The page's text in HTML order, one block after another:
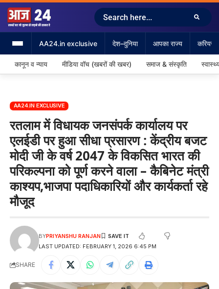
AA24.in exclusive देश–दुनिया आपका राज्य करियर
कानून व न्याय मीडिया वॉच (खबरों की खबर) समाज & संस्कृति
AA24.IN EXCLUSIVE
रतलाम में विधायक जनसंपर्क कार्यालय पर
एलईडी पर हुआ सीधा प्रसारण : केंद्रीय बजट
मोदी जी के वर्ष 2047 के विकसित भारत की
परिकल्पना को पूर्ण करने वाला – कैबिनेट मंत्री
काश्यप,भाजपा पदाधिकारियों और कार्यकर्ता रहे
मौजूद
LAST UPDATED: FEBRUARY 1, 2026 6:45 PM
BYPRIYANSHU RANJAN
SHARE